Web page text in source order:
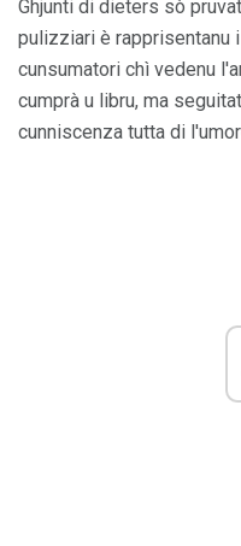
Ghjunti di dieters sò
pulizziari è rapprisentanu
cunsumatori chì vedenu
cumprà u libru, ma
cunniscenza tutta di